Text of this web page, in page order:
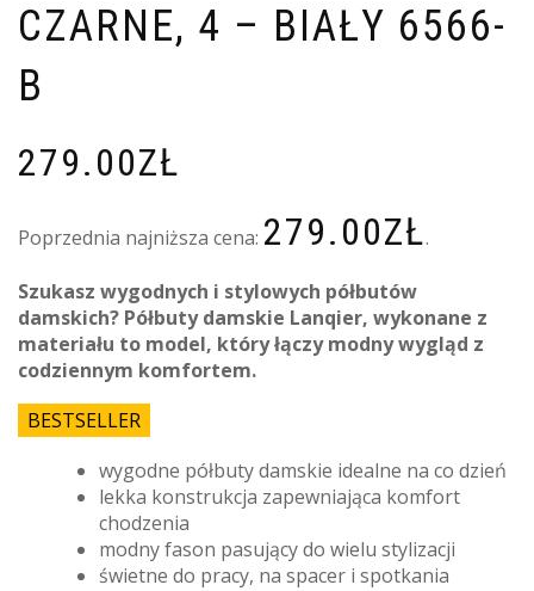
CZARNE, 4 – BIAŁY 6566-
B
279.00ZŁ
Poprzednia najniższa cena: 279.00ZŁ.
Szukasz wygodnych i stylowych półbutów
damskich? Półbuty damskie Lanqier, wykonane z
materiału to model, który łączy modny wygląd z
codziennym komfortem.
BESTSELLER
wygodne półbuty damskie idealne na co dzień
lekka konstrukcja zapewniająca komfort
chodzenia
modny fason pasujący do wielu stylizacji
świetne do pracy, na spacer i spotkania